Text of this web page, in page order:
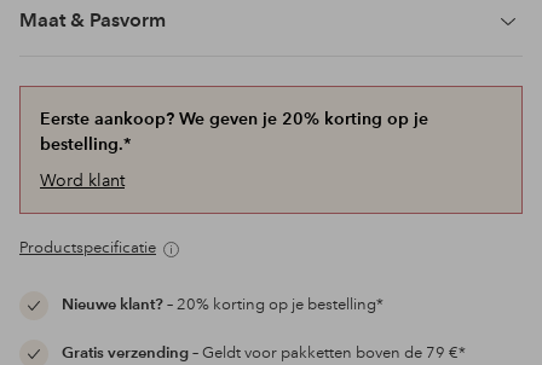
Maat & Pasvorm
Eerste aankoop? We geven je 20% korting op je
bestelling.*
Word klant
Productspecificatie
Nieuwe klant?– 20% korting op je bestelling*
Gratis verzending– Geldt voor pakketten boven de 79 €*